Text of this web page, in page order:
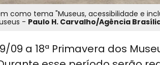
como tema "Museus, acessibilidade e
- Paulo H. Carvalho/Agência
09 a 18ª Primavera dos